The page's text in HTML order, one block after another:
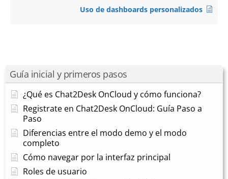
Uso de dashboards personalizados
Guía inicial y primeros pasos
¿Qué es Chat2Desk OnCloud y cómo funciona?
Registrate en Chat2Desk OnCloud: Guía Paso a
Paso
Diferencias entre el modo demo y el modo
completo
Cómo navegar por la interfaz principal
Roles de usuario